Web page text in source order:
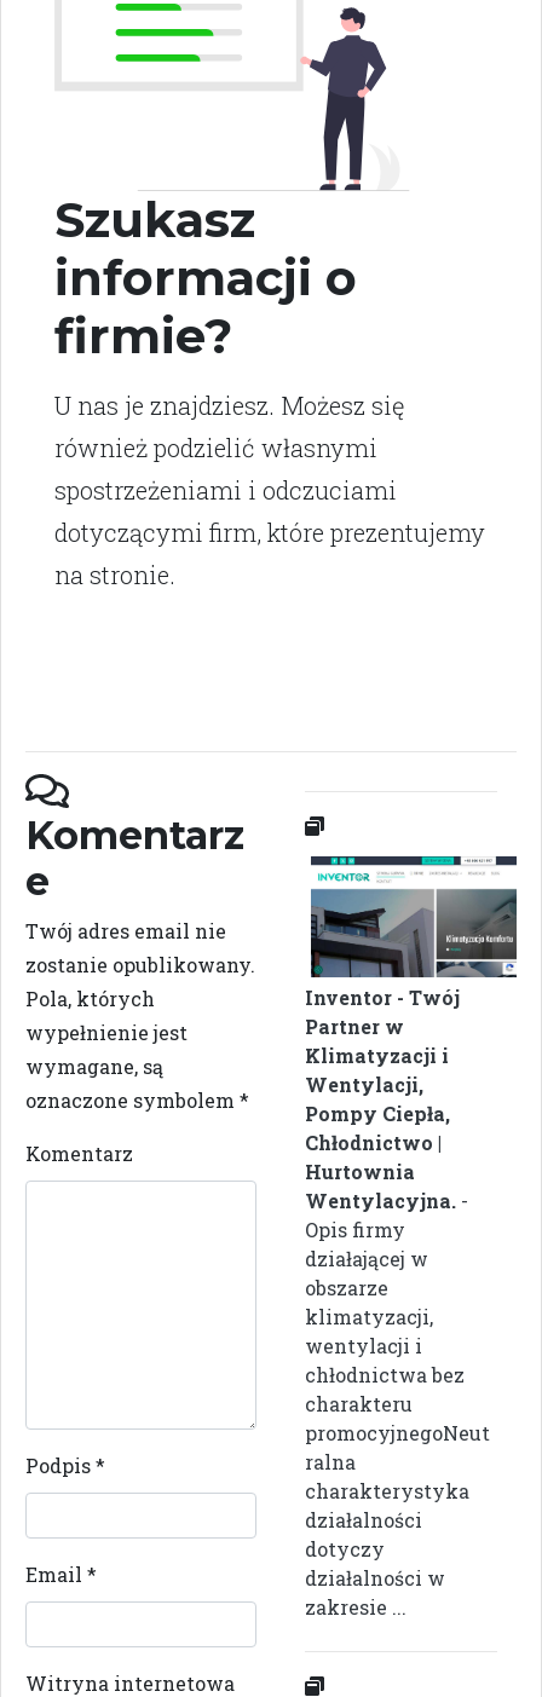
Szukasz
informacji o
firmie?
U nas je znajdziesz. Możesz się
również podzielić własnymi
spostrzeżeniami i odczuciami
dotyczącymi firm, które prezentujemy
na stronie.
Komentarz
e
Twój adres email nie
zostanie opublikowany.
Pola, których
wypełnienie jest
wymagane, są
oznaczone symbolem *
Komentarz
Podpis*
Email *
Witryna internetowa
Inventor - Twój
Partner w
Klimatyzacji i
Wentylacji,
Pompy Ciepła,
Chłodnictwo |
Hurtownia
Wentylacyjna. -
Opis firmy
działającej w
obszarze
klimatyzacji,
wentylacji i
chłodnictwa bez
charakteru
promocyjnegoNeut
ralna
charakterystyka
działalności
dotyczy
działalności w
zakresie ...